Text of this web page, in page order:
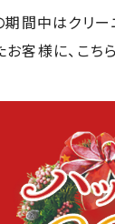
間中はクリー
客様に、こち